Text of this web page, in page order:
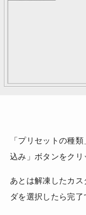
「プリセットの種
込み」ボタンをクリ
あとは解凍したカ
ダを選択したら完了